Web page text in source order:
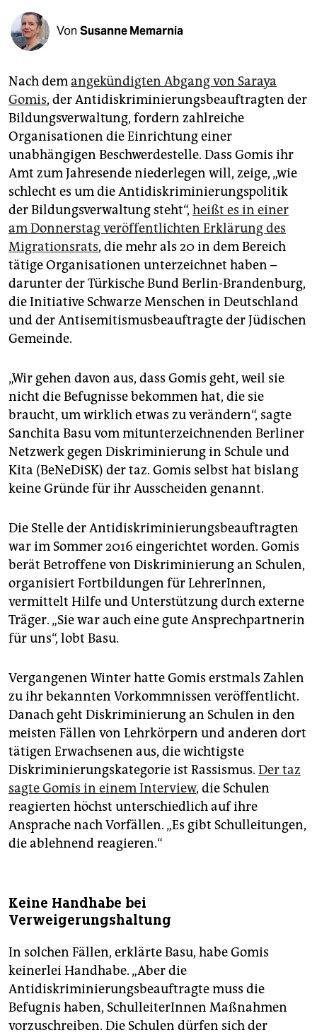
fragen & hilfe
abo
genossenschaft
epaper login
Von Susanne Memarnia
Nach demangekündigten Abgang von Saraya
Gomis, der Antidiskriminierungsbeauftragten der
Bildungsverwaltung, fordern zahlreiche
Organisationen die Einrichtung einer
unabhängigen Beschwerdestelle. Dass Gomis ihr
Amt zum Jahresende niederlegen will, zeige, „wie
schlecht es um die Antidiskriminierungspolitik
der Bildungsverwaltung steht“, heißt es in einer
am Donnerstag veröffentlichten Erklärung des
Migrationsrats, die mehr als 20 in dem Bereich
tätige Organisationen unterzeichnet haben –
darunter der Türkische Bund Berlin-Brandenburg,
die Initiative Schwarze Menschen in Deutschland
und der Antisemitismusbeauftragte der Jüdischen
Gemeinde.
„Wir gehen davon aus, dass Gomis geht, weil sie
nicht die Befugnisse bekommen hat, die sie
braucht, um wirklich etwas zu verändern“, sagte
Sanchita Basu vom mitunterzeichnenden Berliner
Netzwerk gegen Diskriminierung in Schule und
Kita (BeNeDiSK) der taz. Gomis selbst hat bislang
keine Gründe für ihr Ausscheiden genannt.
Die Stelle der Antidiskriminierungsbeauftragten
war im Sommer 2016 eingerichtet worden. Gomis
berät Betroffene von Diskriminierung an Schulen,
organisiert Fortbildungen für LehrerInnen,
vermittelt Hilfe und Unterstützung durch externe
Träger. „Sie war auch eine gute Ansprechpartnerin
für uns“, lobt Basu.
Vergangenen Winter hatte Gomis erstmals Zahlen
zu ihr bekannten Vorkommnissen veröffentlicht.
Danach geht Diskriminierung an Schulen in den
meisten Fällen von Lehrkörpern und anderen dort
tätigen Erwachsenen aus, die wichtigste
Diskriminierungskategorie ist Rassismus. Der taz
sagte Gomis in einem Interview, die Schulen
reagierten höchst unterschiedlich auf ihre
Ansprache nach Vorfällen. „Es gibt Schulleitungen,
die ablehnend reagieren.“
Keine Handhabe bei
Verweigerungshaltung
In solchen Fällen, erklärte Basu, habe Gomis
keinerlei Handhabe. „Aber die
Antidiskriminierungsbeauftragte muss die
Befugnis haben, SchulleiterInnen Maßnahmen
vorzuschreiben. Die Schulen dürfen sich der